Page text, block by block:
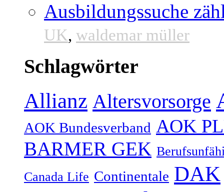
Ausbildungssuche
UK, waldemar müller
Schlagwörter
Allianz Altersvorsorge
AOK Bundesverband AOK
BARMER GEK
Canada Life Continentale DAK